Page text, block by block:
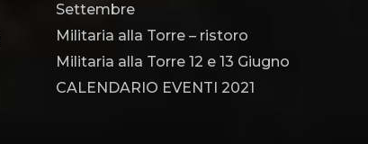
Settembre
Militaria alla Torre – ristoro
Militaria alla Torre 12 e 13 Giugno
CALENDARIO EVENTI 2021